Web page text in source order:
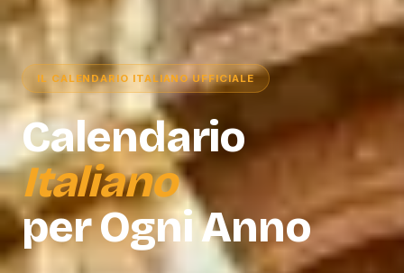
IL CALENDARIO ITALIANO UFFICIALE
Calendario
Italiano
per Ogni Anno